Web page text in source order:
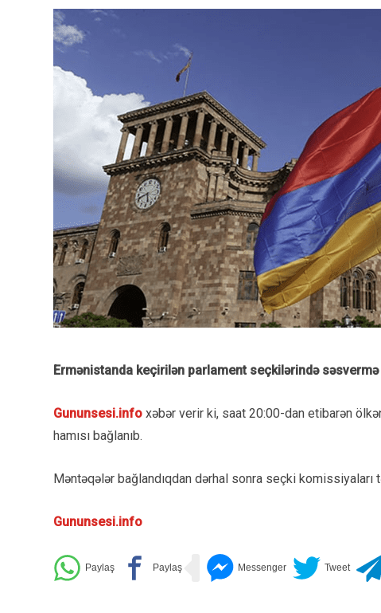
Ermənistanda keçirilən parlament seçkilərində
Gununsesi.info xəbər verir ki, saat 20:00-dan etibarən
hamısı bağlanıb.
Məntəqələr bağlandıqdan dərhal sonra seçki
Gununsesi.info